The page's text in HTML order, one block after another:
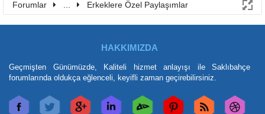
Forumlar Erkeklere Özel Paylaşımlar
HAKKIMIZDA
Geçmişten Günümüzde, Kaliteli hizmet anlayışı ile Saklıbahçe
forumlarında oldukça eğlenceli, keyifli zaman geçirebilirsiniz.